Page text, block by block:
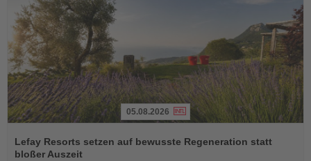
Sie
die
05.08.2026
Lefay Resorts setzen auf bewusste Regeneration statt
bloßer Auszeit